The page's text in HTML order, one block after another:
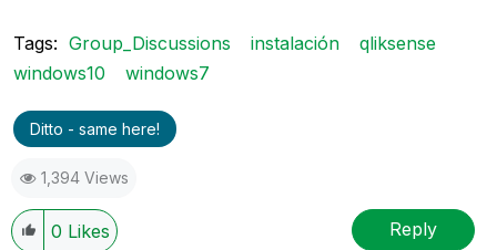
Tags: Group_Discussions instalación
qliksense
windows10
windows7
Ditto - same here!
1,394 Views
0 Likes Reply